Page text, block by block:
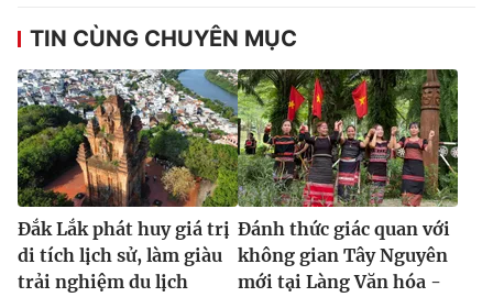
TIN CÙNG CHUYÊN MỤC
Đắk Lắk phát huy giá trị
di tích lịch sử, làm giàu
trải nghiệm du lịch
Đánh thức giác quan với
không gian Tây Nguyên
mới tại Làng Văn hóa -